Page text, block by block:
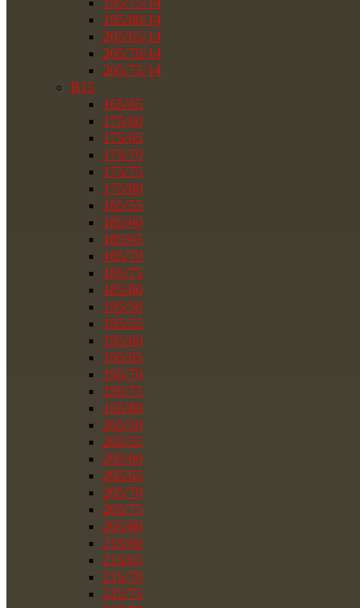
195/80/14
205/65/14
205/70/14
205/75/14
R15
165/65
175/60
175/65
175/70
175/75
175/80
185/55
185/60
185/65
185/70
185/75
185/80
195/50
195/55
195/60
195/65
195/70
195/75
195/80
205/50
205/55
205/60
205/65
205/70
205/75
205/80
215/60
215/65
215/70
215/75